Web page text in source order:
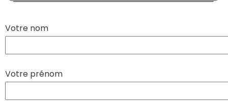
Votre nom
Votre prénom